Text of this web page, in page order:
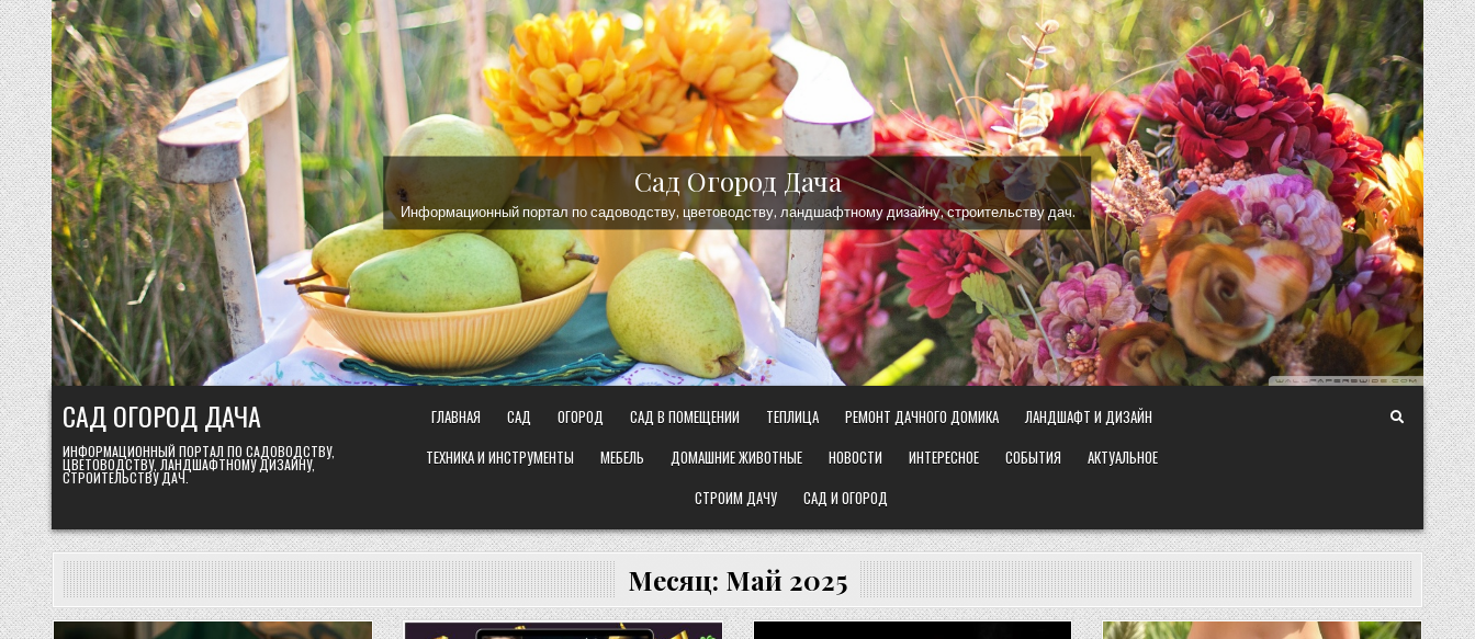
Skip
to
content
Сад Огород Дача
Информационный портал по садоводству, цветоводству, ландшафтному дизайну, строительству дач.
САД ОГОРОД ДАЧА
ИНФОРМАЦИОННЫЙ ПОРТАЛ ПО САДОВОДСТВУ,
ЦВЕТОВОДСТВУ, ЛАНДШАФТНОМУ ДИЗАЙНУ,
СТРОИТЕЛЬСТВУ ДАЧ.
ГЛАВНАЯ САД ОГОРОД САД В ПОМЕЩЕНИИ ТЕПЛИЦА РЕМОНТ ДАЧНОГО ДОМИКА
ЛАНДШАФТ И ДИЗАЙН
ТЕХНИКА И ИНСТРУМЕНТЫ
МЕБЕЛЬ ДОМАШНИЕ ЖИВОТНЫЕ НОВОСТИ ИНТЕРЕСНОЕ СОБЫТИЯ
АКТУАЛЬНОЕ
СТРОИМ ДАЧУ
САД И ОГОРОД
Месяц: Май 2025